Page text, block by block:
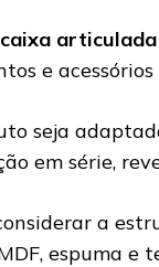
articulada
e
seja
em série,
a
espuma